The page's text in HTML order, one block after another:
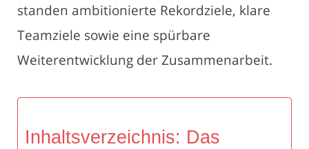
standen ambitionierte Rekordziele, klare
Teamziele sowie eine spürbare
Weiterentwicklung der Zusammenarbeit.
Inhaltsverzeichnis: Das